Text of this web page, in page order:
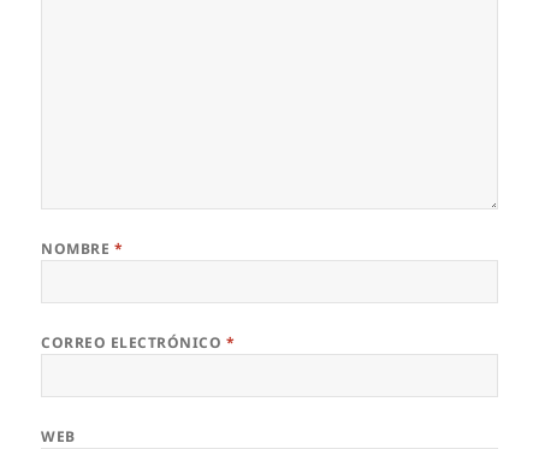
NOMBRE *
CORREO ELECTRÓNICO *
WEB